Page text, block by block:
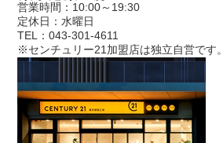
営業時間：10:00～19:30
定休日：水曜日
TEL：043-301-4611
※センチュリー21加盟店は独立自営です。